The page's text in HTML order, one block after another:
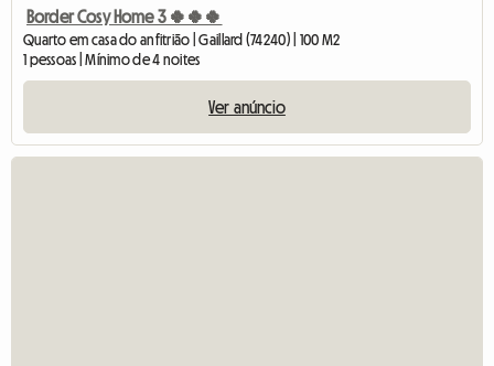
Border Cosy Home 3 🍀🍀🍀
Quarto em casa do anfitrião | Gaillard (74240) | 100 M2
1 pessoas | Mínimo de 4 noites
Ver anúncio